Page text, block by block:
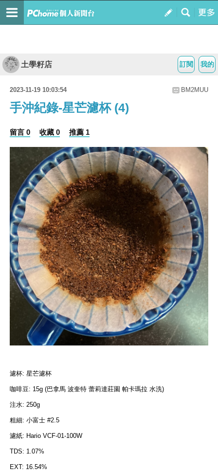
我的
訂閱
土學籽店
2023-11-19 10:03:54 BM2MUU
手沖紀錄-星芒濾杯 (4)
留言 0 收藏 0 推薦 1
濾杯: 星芒濾杯
咖啡豆: 15g (巴拿馬 波奎特 蕾莉達莊園 帕卡瑪拉 水洗)
注水: 250g
粗細: 小富士 #2.5
濾紙: Hario VCF-01-100W
TDS: 1.07%
EXT: 16.54%